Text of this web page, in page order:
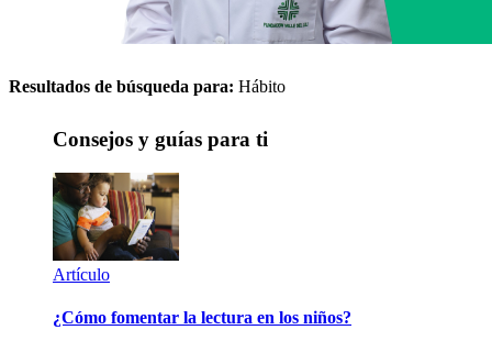
Resultados de búsqueda para: Hábito
Consejos y guías para ti
Artículo
¿Cómo fomentar la lectura en los niños?